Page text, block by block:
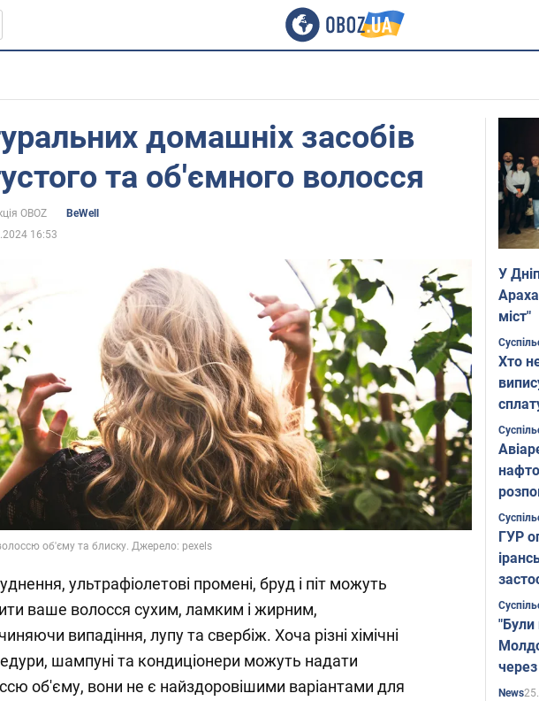
домашніх засобів
та об'ємного волосся
OBOZ
BeWell
16:53
об'єму та блиску. Джерело: pexels
ультрафіолетові промені, бруд і піт можуть
ваше волосся сухим, ламким і жирним,
випадіння, лупу та свербіж. Хоча різні хімічні
шампуні та кондиціонери можуть надати
об'єму, вони не є найздоровішими варіантами для
У
міст"
Хто
ГУР
"Були
News